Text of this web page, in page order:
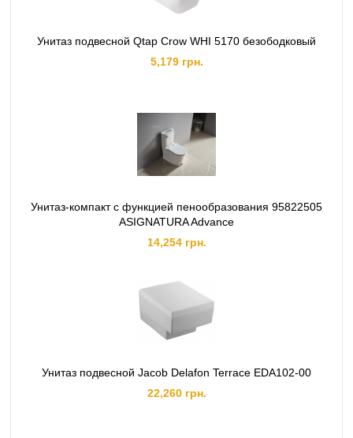
Унитаз подвесной Qtap Crow WHI 5170 безободковый
5,179 грн.
Унитаз-компакт c функцией пенообразования 95822505
ASIGNATURA Advance
14,254 грн.
Унитаз подвесной Jacob Delafon Terrace EDA102-00
22,260 грн.